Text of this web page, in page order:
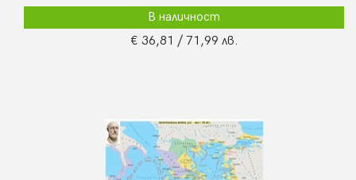
В наличност
€ 36,81 / 71,99 лв.